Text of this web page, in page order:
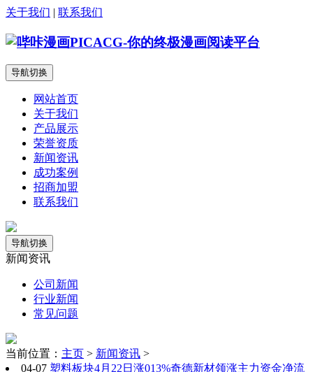
关于我们 | 联系我们
导航切换
网站首页
关于我们
产品展示
荣誉资质
新闻资讯
成功案例
招商加盟
联系我们
导航切换
新闻资讯
公司新闻
行业新闻
常见问题
当前位置： 主页 > 新闻资讯 >
04-07 塑料板块4月22日涨013%奇德新材领涨主力资金净流